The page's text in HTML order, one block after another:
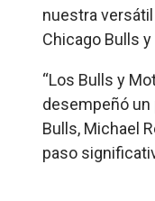
nuestra
Chicago Bulls
“Los Bulls y
desempeñó un
Bulls, Michael
paso